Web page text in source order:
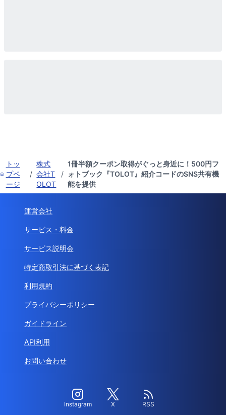
トッ
プペ
ージ
/
株式
会社T
OLOT
/
1冊半額クーポン取得がぐっと身近に！500円フ
ォトブック『TOLOT』紹介コードのSNS共有機
能を提供
運営会社
サービス・料金
サービス説明会
特定商取引法に基づく表記
利用規約
プライバシーポリシー
ガイドライン
API利用
お問い合わせ
Instagram X RSS